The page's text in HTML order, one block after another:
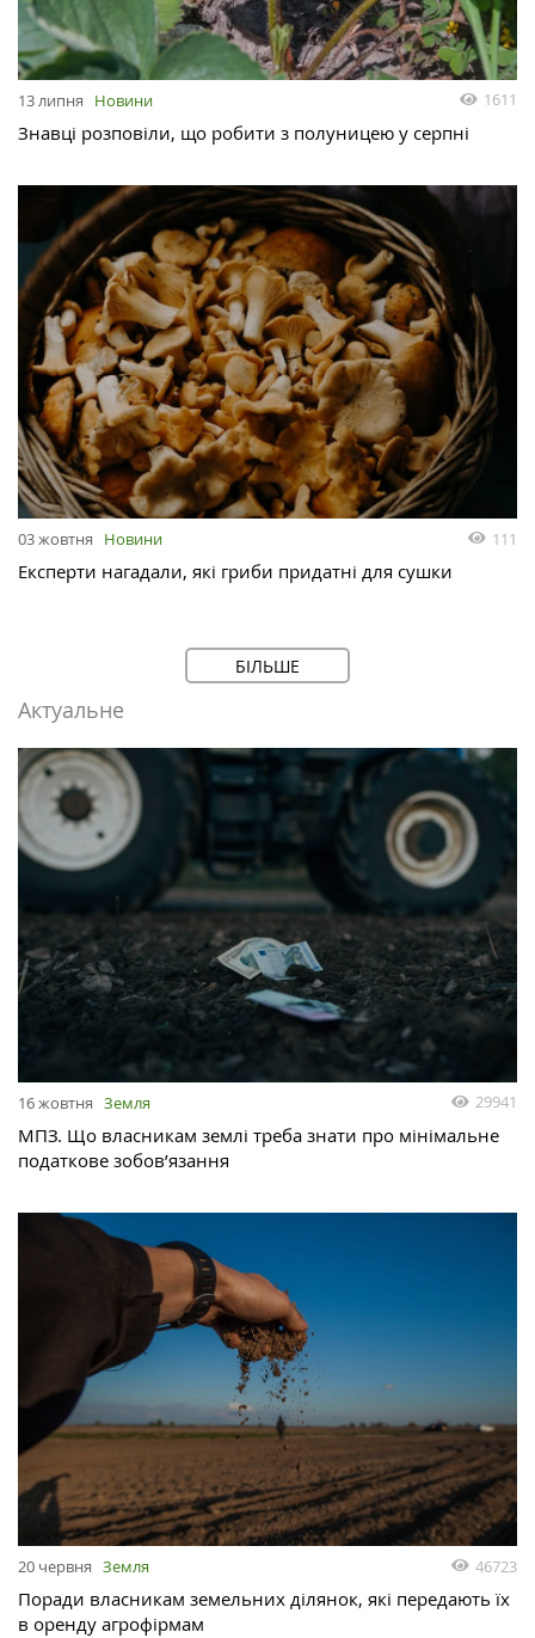
13 липня Новини 1611
Знавці розповіли, що робити з полуницею у серпні
03 жовтня Новини 111
Експерти нагадали, які гриби придатні для сушки
БІЛЬШЕ
Актуальне
16 жовтня Земля 29941
МПЗ. Що власникам землі треба знати про мінімальне
податкове зобов’язання
20 червня Земля 46723
Поради власникам земельних ділянок, які передають їх
в оренду агрофірмам